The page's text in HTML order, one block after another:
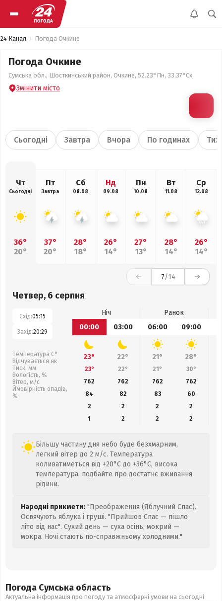
24 Канал Погода Очкине
Погода Очкине
Сумська обл., Шосткинський район, Очкине, 52.23°Пн, 33.37°Сх
Змінити місто
Сьогодні Завтра Вчора По годинах
Чт
Сьогодні
36°
20°
Пт
Завтра
37°
20°
Сб
08.08
28°
18°
Нд
09.08
26°
14°
Пн
10.08
27°
13°
Вт
11.08
28°
14°
Ср
12.08
26°
14°
7/14
Четвер, 6 серпня
Схід:05:15
Захід:20:29
Температура С°
Відчувається як
Тиск, мм
Вологість, %
Вітер, м/с
Ймовірність опадів,
%
Ніч
Ранок
00:00
03:00 06:00 09:00
23° 22° 21° 28°
23° 22° 21° 30°
762
762 762 762
84
82 83 60
2
2 2
2
1
2 2 2
Більшу частину дня небо буде безхмарним,
легкий вітер до 2 м/с. Температура
коливатиметься від +20°C до +36°C, висока
температура, подбайте про достатнє вживання
рідини.
Народні прикмети: "Преображення (Яблучний Спас).
Освячують яблука і груші. "Прийшов Спас — пішло
літо від нас". Сухий день — суха осінь, мокрий —
мокра. Ночі стають по-справжньому холодними."
Погода Сумська область
Актуальна інформація про погоду та атмосферні умови на сьогодні